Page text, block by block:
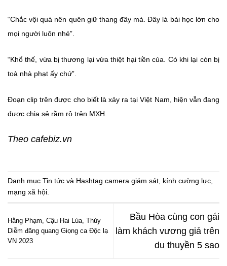
“Chắc vội quá nên quên giữ thang đây mà. Đây là bài học lớn cho
mọi người luôn nhé”.
“Khổ thế, vừa bị thương lại vừa thiệt hại tiền của. Có khi lại còn bị
toà nhà phạt ấy chứ”.
Đoạn clip trên được cho biết là xảy ra tại Việt Nam, hiện vẫn đang
được chia sẻ rầm rộ trên MXH.
Theo cafebiz.vn
Danh mục Tin tức và Hashtag camera giám sát kính cường lực
mạng xã hội
Hằng Phạm, Cậu Hai Lúa, Thúy
Diễm đăng quang Giọng ca Độc lạ
VN 2023
Bầu Hòa cùng con gái
làm khách vương giả trên
du thuyền 5 sao